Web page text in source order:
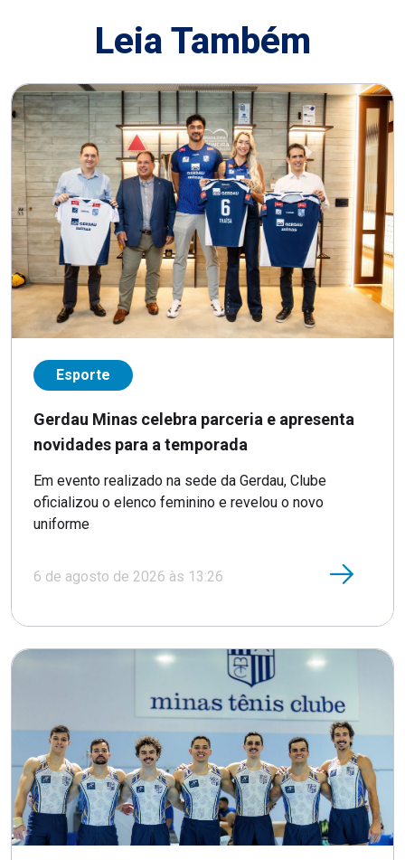
Leia Também
Esporte
Gerdau Minas celebra parceria e apresenta
novidades para a temporada
Em evento realizado na sede da Gerdau, Clube
oficializou o elenco feminino e revelou o novo
uniforme
6 de agosto de 2026 às 13:26